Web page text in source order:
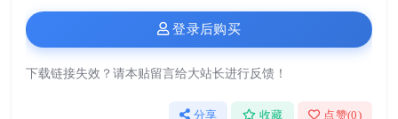
登录后购买
下载链接失效？请本贴留言给大站长进行反馈！
分享 收藏 点赞(0)